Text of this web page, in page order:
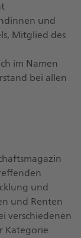
und
Mitglied des
im Namen
bei allen
und
und Renten
verschiedenen
Kategorie